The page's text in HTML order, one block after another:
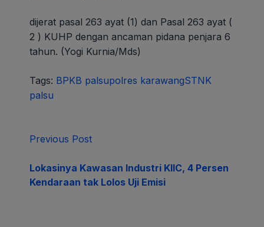
dijerat pasal 263 ayat (1) dan Pasal 263 ayat (
2 ) KUHP dengan ancaman pidana penjara 6
tahun. (Yogi Kurnia/Mds)
Tags: BPKB palsupolres karawangSTNK
palsu
Previous Post
Lokasinya Kawasan Industri KIIC, 4 Persen
Kendaraan tak Lolos Uji Emisi